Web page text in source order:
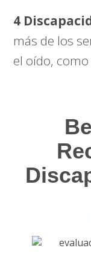
4
más de los
el oído,